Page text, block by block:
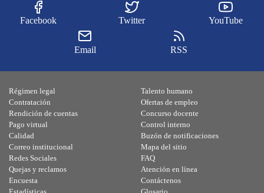
Facebook Twitter YouTube
Email RSS
Régimen legal
Contratación
Rendición de cuentas
Pago virtual
Calidad
Talento humano
Ofertas de empleo
Concurso docente
Control interno
Buzón de notificaciones
Correo institucional
Redes Sociales
Quejas y reclamos
Encuesta
Mapa del sitio
FAQ
Atención en línea
Contáctenos